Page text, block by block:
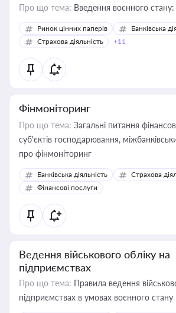
Про що тема: Введення воєнного
Ринок цінних паперів
Банківська
Страхова діяльність
+11
Фінмоніторинг
Про що тема: Загальні питання
суб'єктів господарювання,
про фінмоніторинг
Банківська діяльність
Страхова
Фінансові послуги
Ведення військового обліку на
підприємствах
Про що тема: Правила ведення
підприємствах в умовах воєнного стану